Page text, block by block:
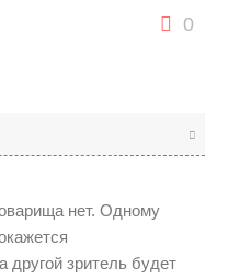
0
нет. Одному
зритель будет